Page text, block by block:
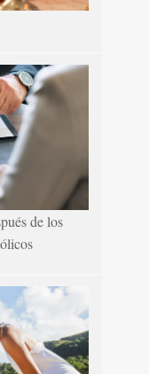
de los